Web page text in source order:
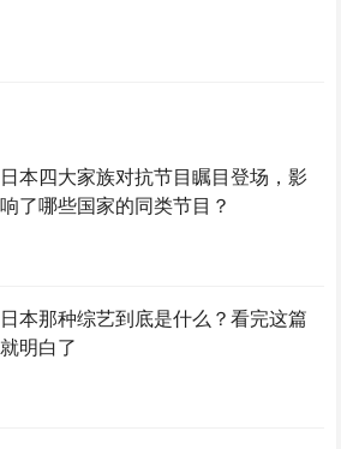
日本四大家族对抗节目瞩目登场，影
响了哪些国家的同类节目？
日本那种综艺到底是什么？看完这篇
就明白了